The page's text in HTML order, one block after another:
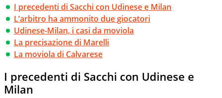
I precedenti di Sacchi con Udinese e Milan
L’arbitro ha ammonito due giocatori
Udinese-Milan, i casi da moviola
La precisazione di Marelli
La moviola di Calvarese
I precedenti di Sacchi con Udinese e
Milan